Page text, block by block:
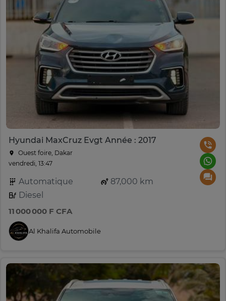
Hyundai MaxCruz Evgt Année : 2017
Ouest foire, Dakar
vendredi, 13:47
Automatique
87,000 km
Diesel
11 000 000 F CFA
Al Khalifa Automobile